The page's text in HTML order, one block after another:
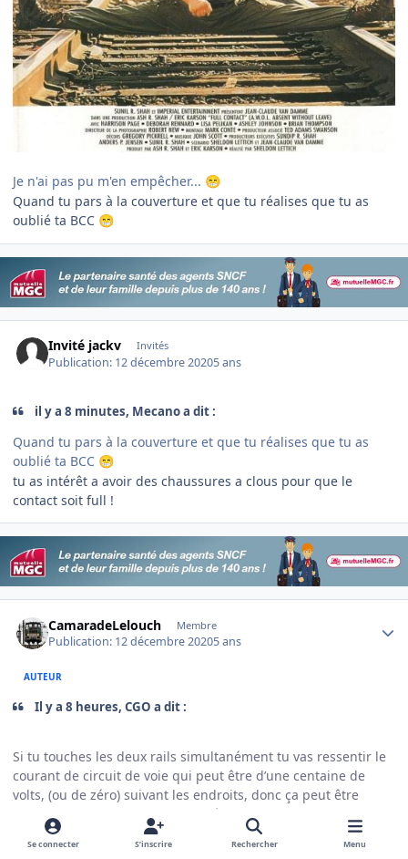
Je n'ai pas pu m'en empêcher... 😁
Quand tu pars à la couverture et que tu réalises que tu as
oublié ta BCC 😁
Invité jackv Invités
Publication: 12 décembre 20205 ans
il y a 8 minutes, Mecano a dit :
Quand tu pars à la couverture et que tu réalises que tu as
oublié ta BCC 😁
tu as intérêt a avoir des chaussures a clous pour que le
contact soit full !
CamaradeLelouch Membre
Publication: 12 décembre 20205 ans
AUTEUR
Il y a 8 heures, CGO a dit :
Si tu touches les deux rails simultanément tu vas ressentir le
courant de circuit de voie qui peut être d’une centaine de
volts, (ou de zéro) suivant les endroits, donc ça peut être
dangereux, outre le fait qu’il est évidemment interdit de
perturber une installation de sécurité !
Pour le courant de retour de traction c’est exactement comme
Se connecter S’inscrire Rechercher Menu